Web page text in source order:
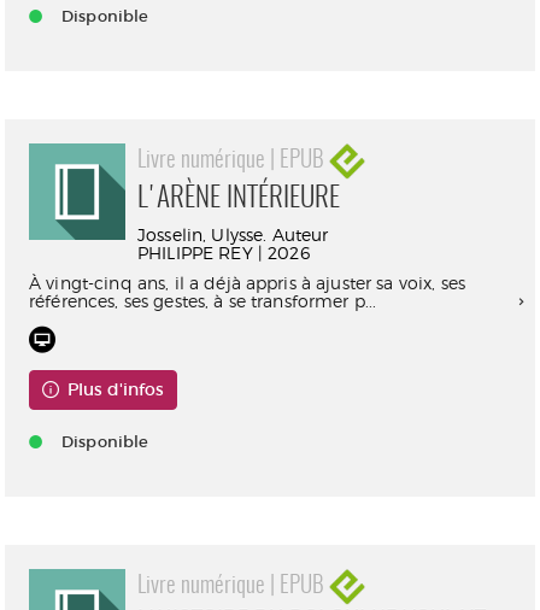
Disponible
Livre numérique | EPUB
L'ARÈNE INTÉRIEURE
Josselin, Ulysse. Auteur
PHILIPPE REY | 2026
À vingt-cinq ans, il a déjà appris à ajuster sa voix, ses
références, ses gestes, à se transformer p...
Plus d'infos
Disponible
Livre numérique | EPUB